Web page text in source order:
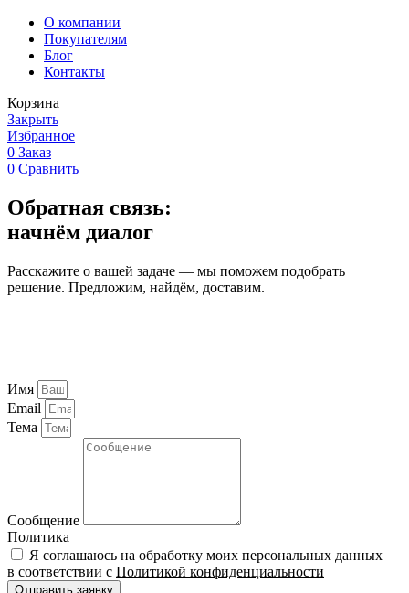
О компании
Покупателям
Блог
Контакты
Корзина
Закрыть
Избранное
0 Заказ
0 Сравнить
Обратная связь:
начнём диалог
Расскажите о вашей задаче — мы поможем подобрать
решение. Предложим, найдём, доставим.
Имя
Email
Тема
Сообщение
Политика
Я соглашаюсь на обработку моих персональных данных
в соответствии с Политикой конфиденциальности
Отправить заявку